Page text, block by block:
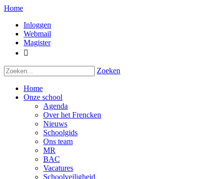
Home
Inloggen
Webmail
Magister

Zoeken
Home
Onze school
Agenda
Over het Frencken
Nieuws
Schoolgids
Ons team
MR
BAC
Vacatures
Schoolveiligheid